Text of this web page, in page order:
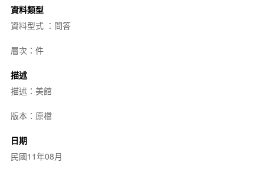
資料類型
資料型式 ：問答
層次：件
描述
描述：美館
版本：原檔
日期
民國11年08月